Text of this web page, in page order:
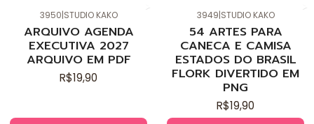
3950|STUDIO KAKO
ARQUIVO AGENDA
EXECUTIVA 2027
ARQUIVO EM PDF
R$19,90
3949|STUDIO KAKO
54 ARTES PARA
CANECA E CAMISA
ESTADOS DO BRASIL
FLORK DIVERTIDO EM
PNG
R$19,90